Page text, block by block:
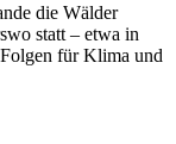
die Wälder
statt – etwa in
für Klima und